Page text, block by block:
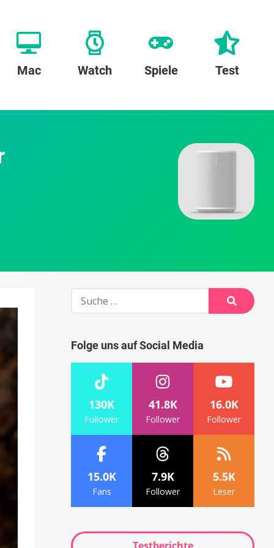
Mac Watch Spiele Test
Suche
Suche
Folge uns auf Social Media
130K
Follower
41.8K
Follower
16.0K
Follower
15.0K
Fans
7.9K
Follower
5.5K
Leser